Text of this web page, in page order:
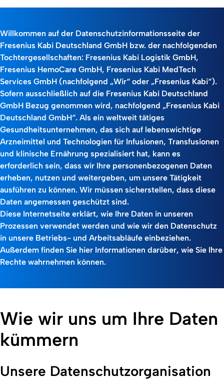
Willkommen auf der Datenschutzinformationsseite der
Fresenius Kabi Deutschland GmbH bzw. der nachfolgenden
Tochtergesellschaften: Fresenius Kabi Logistik GmbH,
Fresenius HemoCare GmbH, Fresenius Kabi MedTech
Services GmbH (nachfolgend „Wir“ oder „Fresenius Kabi“).
Sofern ausschließlich auf die Fresenius Kabi Deutschland
GmbH Bezug genommen wird, nachfolgend „Fresenius Kabi
Deutschland GmbH“. Als ein weltweit tätiges
Gesundheitsunternehmen, das sich auf lebenswichtige
Arzneimittel und Technologien für Infusionen, Transfusionen
und klinische Ernährung spezialisiert hat, kann es
erforderlich sein, dass wir Ihre personenbezogenen Daten
erheben, nutzen und weitergeben, um unsere Tätigkeit
ausführen zu können. Wir müssen sicherstellen, dass diese
Daten angemessen geschützt sind.
Diese Internetseite erklärt, wie Ihre Daten in unseren
Prozessen verwendet werden und wie wir den Datenschutz
in unsere Betriebs- und Arbeitsabläufe einbeziehen.
Außerdem finden Sie hier Informationen darüber, wie Sie Ihre
Rechte wahrnehmen können.
Wie wir uns um Ihre Daten
kümmern
Unsere Datenschutzorganisation